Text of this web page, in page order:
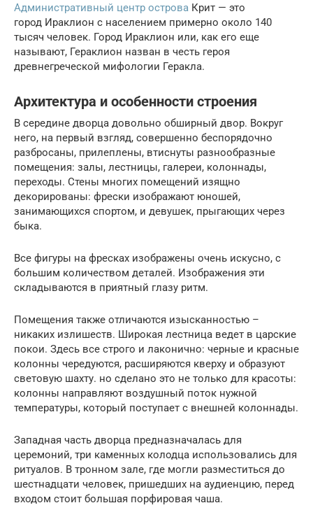
Административный центр острова Крит — это
город Ираклион с населением примерно около 140
тысяч человек. Город Ираклион или, как его еще
называют, Гераклион назван в честь героя
древнегреческой мифологии Геракла.
Архитектура и особенности строения
В середине дворца довольно обширный двор. Вокруг
него, на первый взгляд, совершенно беспорядочно
разбросаны, прилеплены, втиснуты разнообразные
помещения: залы, лестницы, галереи, колоннады,
переходы. Стены многих помещений изящно
декорированы: фрески изображают юношей,
занимающихся спортом, и девушек, прыгающих через
быка.
Все фигуры на фресках изображены очень искусно, с
большим количеством деталей. Изображения эти
складываются в приятный глазу ритм.
Помещения также отличаются изысканностью –
никаких излишеств. Широкая лестница ведет в царские
покои. Здесь все строго и лаконично: черные и красные
колонны чередуются, расширяются кверху и образуют
световую шахту. но сделано это не только для красоты:
колонны направляют воздушный поток нужной
температуры, который поступает с внешней колоннады.
Западная часть дворца предназначалась для
церемоний, три каменных колодца использовались для
ритуалов. В тронном зале, где могли разместиться до
шестнадцати человек, пришедших на аудиенцию, перед
входом стоит большая порфировая чаша.